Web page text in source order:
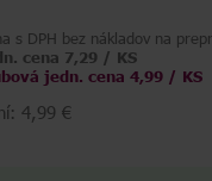
s DPH bez nákladov na
cena 7,29 / KS
jedn. cena 4,99 / KS
4,99 €